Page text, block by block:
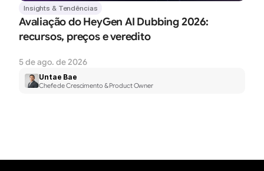
Insights & Tendências
Avaliação do HeyGen AI Dubbing 2026:
recursos, preços e veredito
5 de ago. de 2026
Untae Bae
Chefe de Crescimento & Product Owner